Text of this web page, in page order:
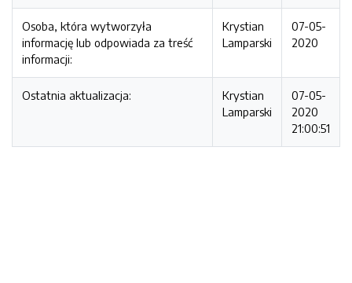
Osoba, która wytworzyła
informację lub odpowiada za treść
informacji:
Krystian
Lamparski
07-05-
2020
Ostatnia aktualizacja:
Krystian
Lamparski
07-05-
2020
21:00:51